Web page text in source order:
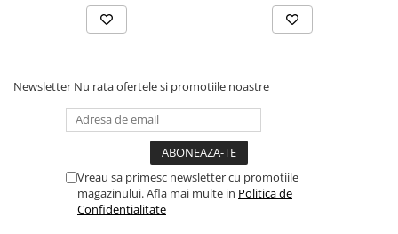
Accesorii frane bicicleta
Accesorii butuci
Fond de janta
Sei si tija sa bicicleta
Newsletter Nu rata ofertele si promotiile noastre
Vreau sa primesc newsletter cu promotiile
magazinului. Afla mai multe in Politica de
Confidentialitate